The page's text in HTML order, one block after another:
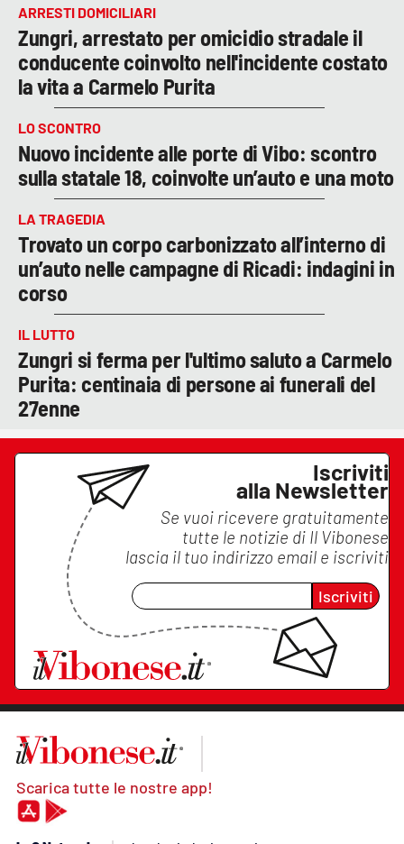
ARRESTI DOMICILIARI
Zungri, arrestato per omicidio stradale il
conducente coinvolto nell'incidente costato
la vita a Carmelo Purita
LO SCONTRO
Nuovo incidente alle porte di Vibo: scontro
sulla statale 18, coinvolte un’auto e una moto
LA TRAGEDIA
Trovato un corpo carbonizzato all’interno di
un’auto nelle campagne di Ricadi: indagini in
corso
IL LUTTO
Zungri si ferma per l'ultimo saluto a Carmelo
Purita: centinaia di persone ai funerali del
27enne
Iscriviti
alla Newsletter
Se vuoi ricevere gratuitamente
tutte le notizie di Il Vibonese
lascia il tuo indirizzo email e iscriviti
Iscriviti
Scarica tutte le nostre app!